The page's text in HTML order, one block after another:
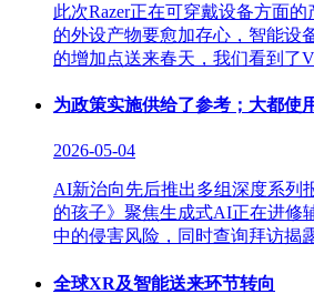
此次Razer正在可穿戴设备方面
的外设产物要愈加存心，智能设
的增加点送来春天，我们看到了
为政策实施供给了参考；大都使
2026-05-04
AI新治向先后推出多组深度系列
的孩子》聚焦生成式AI正在进修
中的侵害风险，同时查询拜访揭
全球XR及智能送来环节转向